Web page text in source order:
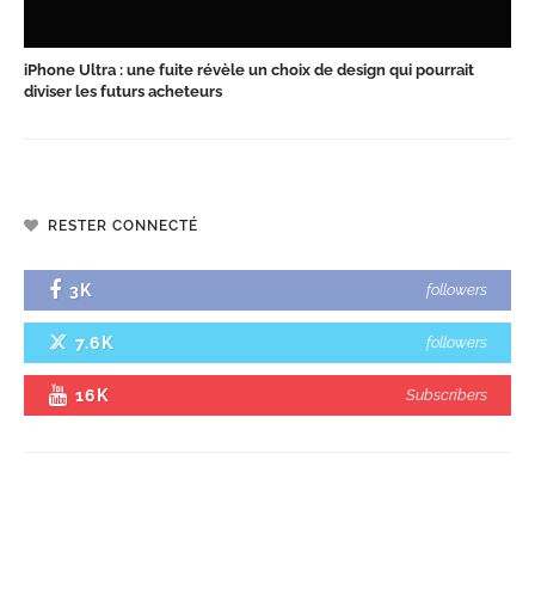
iPhone Ultra : une fuite révèle un choix de design qui pourrait
diviser les futurs acheteurs
RESTER CONNECTÉ
3K followers
7.6K followers
16K Subscribers